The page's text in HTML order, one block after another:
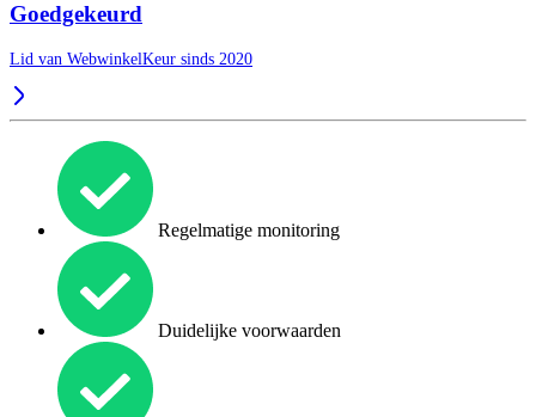
Goedgekeurd
Lid van WebwinkelKeur sinds 2020
Regelmatige monitoring
Duidelijke voorwaarden